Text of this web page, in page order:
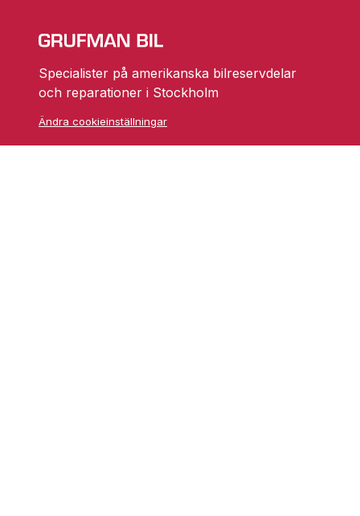
Specialister på amerikanska bilreservdelar
och reparationer i Stockholm
Ändra cookieinställningar